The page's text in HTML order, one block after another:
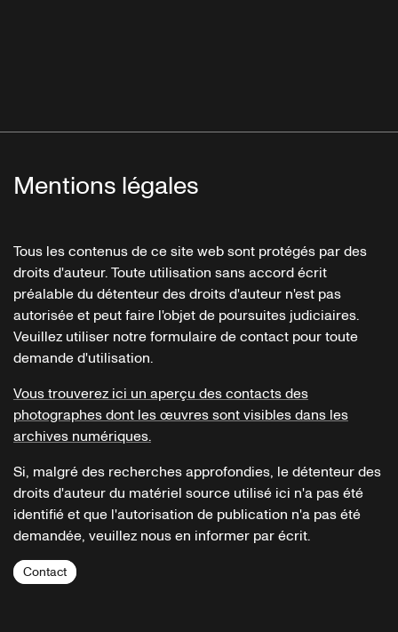
Mentions légales
Tous les contenus de ce site web sont protégés par des
droits d'auteur. Toute utilisation sans accord écrit
préalable du détenteur des droits d'auteur n'est pas
autorisée et peut faire l'objet de poursuites judiciaires.
Veuillez utiliser notre formulaire de contact pour toute
demande d'utilisation.
Vous trouverez ici un aperçu des contacts des
photographes dont les œuvres sont visibles dans les
archives numériques.
Si, malgré des recherches approfondies, le détenteur des
droits d'auteur du matériel source utilisé ici n'a pas été
identifié et que l'autorisation de publication n'a pas été
demandée, veuillez nous en informer par écrit.
Contact